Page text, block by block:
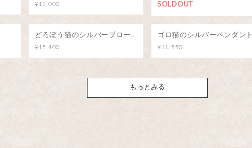
¥11,000
SOLDOUT
どろぼう猫のシルバーブローチ（ピンバッジ）
¥15,400
ゴロ猫のシルバーペンダント
¥11,550
もっとみる